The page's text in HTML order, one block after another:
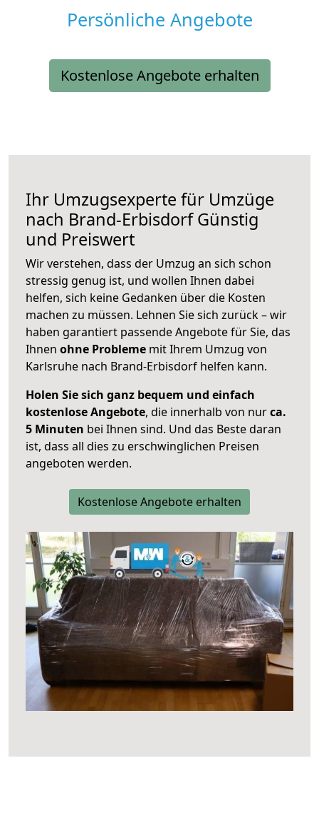
Persönliche Angebote
Kostenlose Angebote erhalten
Ihr Umzugsexperte für Umzüge
nach Brand-ErbisdorfGünstig
und Preiswert
Wir verstehen, dass der Umzug an sich schon
stressig genug ist, und wollen Ihnen dabei
helfen, sich keine Gedanken über die Kosten
machen zu müssen. Lehnen Sie sich zurück – wir
haben garantiert passende Angebote für Sie, das
Ihnen ohne Probleme mit Ihrem Umzug von
Karlsruhe nach Brand-Erbisdorf helfen kann.
Holen Sie sich ganz bequem und einfach
kostenlose Angebote, die innerhalb von nurca.
5 Minuten bei Ihnen sind. Und das Beste daran
ist, dass all dies zu erschwinglichen Preisen
angeboten werden.
Kostenlose Angebote erhalten